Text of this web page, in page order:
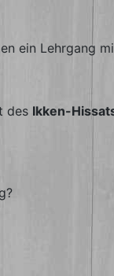
ein Lehrgang
des Ikken-